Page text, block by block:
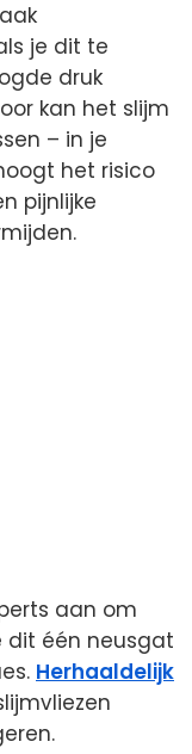
je dit te
druk
kan het slijm
– in je
het risico
pijnlijke
aan om
dit één neusgat
Herhaaldelijk